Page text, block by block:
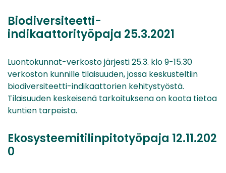
Biodiversiteetti-
indikaattorityöpaja 25.3.2021
Luontokunnat-verkosto järjesti 25.3. klo 9-15.30
verkoston kunnille tilaisuuden, jossa keskusteltiin
biodiversiteetti-indikaattorien kehitystyöstä.
Tilaisuuden keskeisenä tarkoituksena on koota tietoa
kuntien tarpeista.
Ekosysteemitilinpitotyöpaja 12.11.202
0